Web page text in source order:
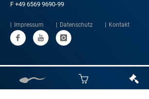
F +49 6569 9690-99
Impressum Datenschutz Kontakt